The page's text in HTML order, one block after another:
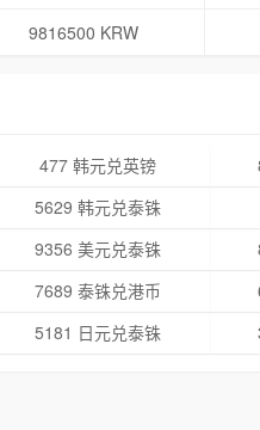
9816500 KRW
477 韩元兑英镑
5629 韩元兑泰铢
9356 美元兑泰铢
7689 泰铢兑港币
5181 日元兑泰铢